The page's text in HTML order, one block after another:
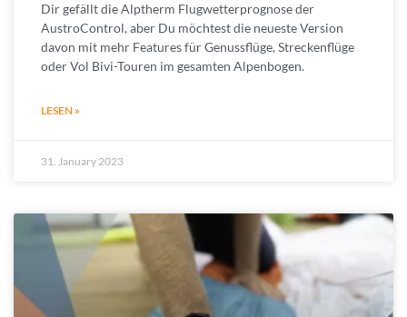
Dir gefällt die Alptherm Flugwetterprognose der
AustroControl, aber Du möchtest die neueste Version
davon mit mehr Features für Genussflüge, Streckenflüge
oder Vol Bivi-Touren im gesamten Alpenbogen.
LESEN »
31. January 2023